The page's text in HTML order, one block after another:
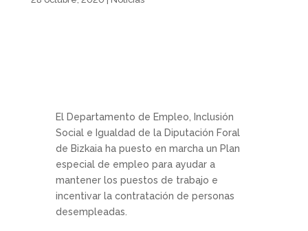
El Departamento de Empleo, Inclusión
Social e Igualdad de la Diputación Foral
de Bizkaia ha puesto en marcha un Plan
especial de empleo para ayudar a
mantener los puestos de trabajo e
incentivar la contratación de personas
desempleadas.